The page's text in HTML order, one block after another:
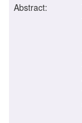
Abstract: